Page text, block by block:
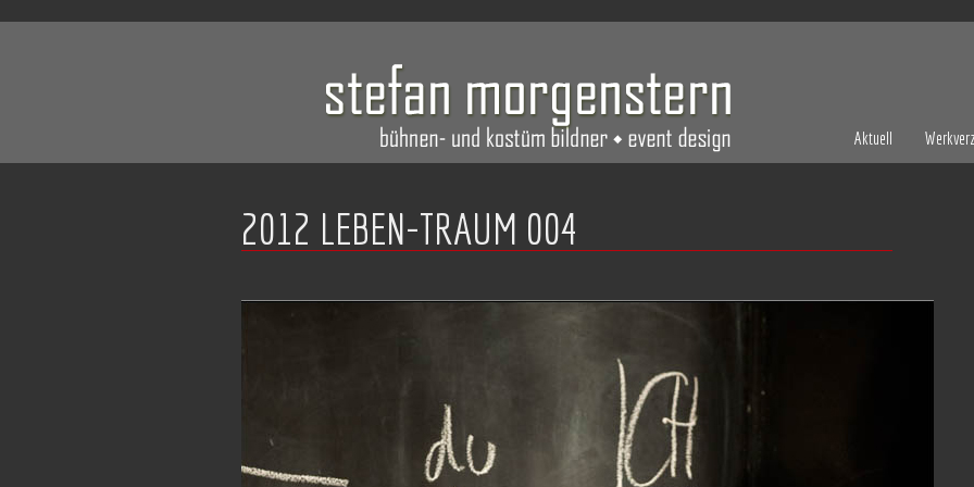
Aktuell
2012 LEBEN-TRAUM 004